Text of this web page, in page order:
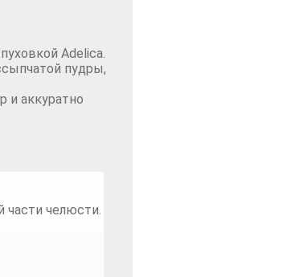
Adelica.
пудры,
и аккуратно
части челюсти.